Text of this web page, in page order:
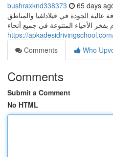
bushraxknd338373 65 days
الجودة في فيلادلفيا والمناطق
بفخر الأحياء المتنوعة في جميع أنحاء
https://
Comments
Who
Comments
Submit a Comment
No HTML